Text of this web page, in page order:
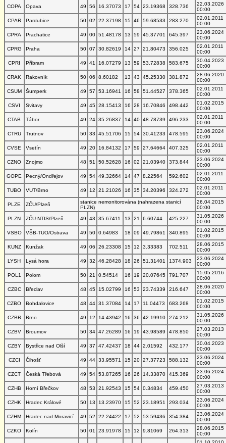
COPA
Opava 49 56 16.37073 17 54 23.19368 328.736
22.03.2026
00:00
CPAR
Pardubice 50 02 22.37198 15 46 59.68533 283.270
02.01.2011
00:00
CPRA
Prachatice 49 00 51.48178 13 59 45.37701 645.397
23.06.2024
00:00
CPRG
Praha 50 07 30.82619 14 27 21.80473 356.025
02.01.2011
00:00
CPRI
Příbram 49 41 16.07279 13 59 53.72838 583.675
30.04.2023
00:00
CRAK
Rakovník 50 06 8.60182 13 43 45.25330 381.872
28.06.2020
00:00
CSUM
Šumperk 49 57 53.16941 16 58 51.44527 378.365
02.01.2011
00:00
CSVI
Svitavy 49 45 28.15413 16 28 16.70846 498.442
01.02.2015
00:00
CTAB
Tábor 49 24 35.26837 14 40 48.78739 496.233
02.01.2011
00:00
CTRU
Trutnov 50 33 45.51706 15 54 30.41233 478.595
23.06.2024
00:00
CVSE
Vsetín 49 20 16.84132 17 59 27.64664 407.325
02.01.2011
00:00
CZNO
Znojmo 48 51 50.52628 16 02 21.03940 373.844
23.06.2024
00:00
GOPE
Pecný/Ondřejov 49 54 49.32664 14 47 8.22564 592.602
02.01.2011
00:00
TUBO
VUT/Brno 49 12 21.21026 16 35 34.20396 324.272
02.01.2011
00:00
PLZE
ZČU/Plzeň
stanice nemonitorována (nahrazena stanicí
PLZN)
26.04.2015
00:00
PLZN
ZČU-NTIS/Plzeň 49 43 35.67411 13 21 6.60744 425.227
31.05.2026
00:00
VSBO
VŠB-TUO/Ostrava 49 50 0.64983 18 09 49.79861 340.895
01.02.2015
00:00
KUNZ
Kunžak 49 06 26.23308 15 12 3.33383 702.511
28.06.2015
00:00
LYSH
Lysá hora 49 32 46.28428 18 26 51.31401 1374.903
23.06.2024
00:00
POL1
Polom 50 21 0.54514 16 19 20.07645 791.707
15.05.2016
00:00
CZBC
Břeclav 48 45 15.02799 16 53 23.74339 216.647
28.06.2020
00:00
CZBO
Bohdalovice 48 44 31.37084 14 17 11.04473 683.268
01.02.2015
00:00
CZBR
Brno 49 12 14.43942 16 36 42.19910 274.212
31.05.2026
00:00
CZBV
Broumov 50 34 47.26289 16 19 43.98589 478.850
27.03.2013
00:00
CZBY
Bystřice nad Olší 49 37 47.42437 18 44 2.01592 432.177
30.04.2023
00:00
CZCI
Čihošť 49 44 33.95571 15 20 27.37723 588.132
23.06.2024
00:00
CZCT
Česká Třebová 49 54 53.87265 16 26 14.33870 415.369
23.06.2024
00:00
CZHB
Horní Břečkov 48 53 21.92543 15 54 0.34834 459.450
27.03.2013
00:00
CZHK
Hradec Králové 50 13 13.23970 15 52 23.18951 293.034
23.06.2024
00:00
CZHM
Hradec nad Moravicí 49 52 22.24422 17 52 53.59436 354.384
23.06.2024
00:00
CZKO
Kolín 50 01 23.91978 15 12 9.81069 264.313
28.06.2015
00:00